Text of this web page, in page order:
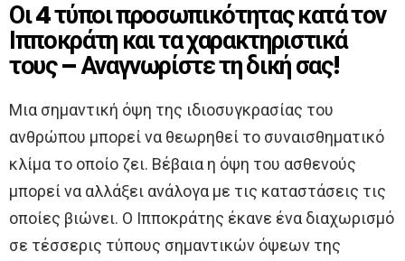
Οι 4 τύποι προσωπικότητας κατά τον
Ιπποκράτη και τα χαρακτηριστικά
τους – Αναγνωρίστε τη δική σας!
Μια σημαντική όψη της ιδιοσυγκρασίας του
ανθρώπου μπορεί να θεωρηθεί το συναισθηματικό
κλίμα το οποίο ζει. Βέβαια η όψη του ασθενούς
μπορεί να αλλάξει ανάλογα με τις καταστάσεις τις
οποίες βιώνει. Ο Ιπποκράτης έκανε ένα διαχωρισμό
σε τέσσερις τύπους σημαντικών όψεων της